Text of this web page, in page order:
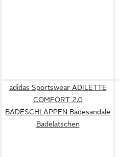
adidas Sportswear ADILETTE
COMFORT 2.0
BADESCHLAPPEN Badesandale
Badelatschen